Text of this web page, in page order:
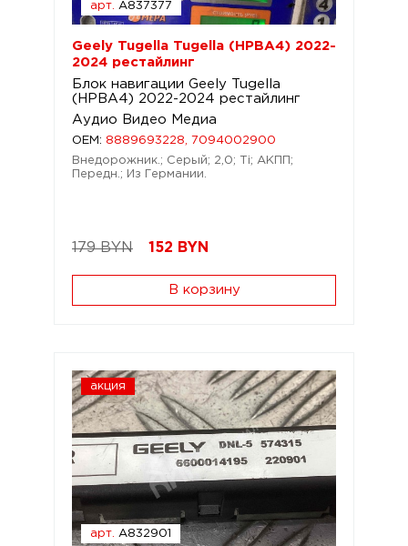
арт. A837377
Geely Tugella Tugella (HPBA4) 2022-
2024 рестайлинг
Блок навигации Geely Tugella
(HPBA4) 2022-2024 рестайлинг
Аудио Видео Медиа
OEM: 8889693228, 7094002900
Внедорожник.; Серый; 2,0; Ti; АКПП;
Передн.; Из Германии.
179 BYN 152 BYN
В корзину
акция
арт. A832901